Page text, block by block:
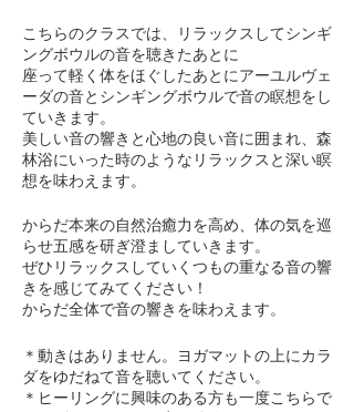
こちらのクラスでは、リラックスしてシンギ
ングボウルの音を聴きたあとに
座って軽く体をほぐしたあとにアーユルヴェ
ーダの音とシンギングボウルで音の瞑想をし
ていきます。
美しい音の響きと心地の良い音に囲まれ、森
林浴にいった時のようなリラックスと深い瞑
想を味わえます。
からだ本来の自然治癒力を高め、体の気を巡
らせ五感を研ぎ澄ましていきます。
ぜひリラックスしていくつもの重なる音の響
きを感じてみてください！
からだ全体で音の響きを味わえます。
＊動きはありません。ヨガマットの上にカラ
ダをゆだねて音を聴いてください。
＊ヒーリングに興味のある方も一度こちらで